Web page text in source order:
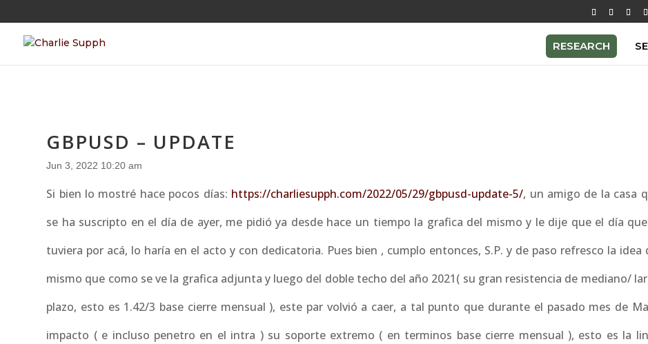
RESEARCH
GBPUSD – UPDATE
Jun 3, 2022 10:20 am
Si bien lo mostré hace pocos días: https://charliesupph.com/2022/05/29/gbpusd-update-5/, un amigo de la casa
se ha suscripto en el día de ayer, me pidió ya desde hace un tiempo la grafica del mismo y le dije que el día
tuviera por acá, lo haría en el acto y con dedicatoria. Pues bien , cumplo entonces, S.P. y de paso refresco la idea
mismo que como se ve la grafica adjunta y luego del doble techo del año 2021( su gran resistencia de mediano/
plazo, esto es 1.42/3 base cierre mensual ), este par volvió a caer, a tal punto que durante el pasado mes de
impacto ( e incluso penetro en el intra ) su soporte extremo ( en terminos base cierre mensual ), esto es la